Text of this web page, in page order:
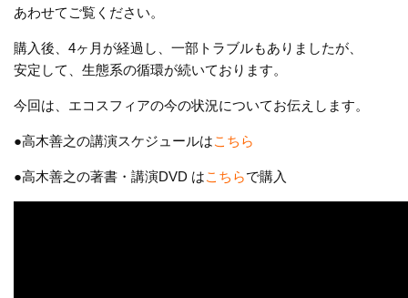
あわせてご覧ください。
購入後、4ヶ月が経過し、一部トラブルもありましたが、
安定して、生態系の循環が続いております。
今回は、エコスフィアの今の状況についてお伝えします。
●高木善之の講演スケジュールはこちら
●高木善之の著書・講演DVD はこちらで購入